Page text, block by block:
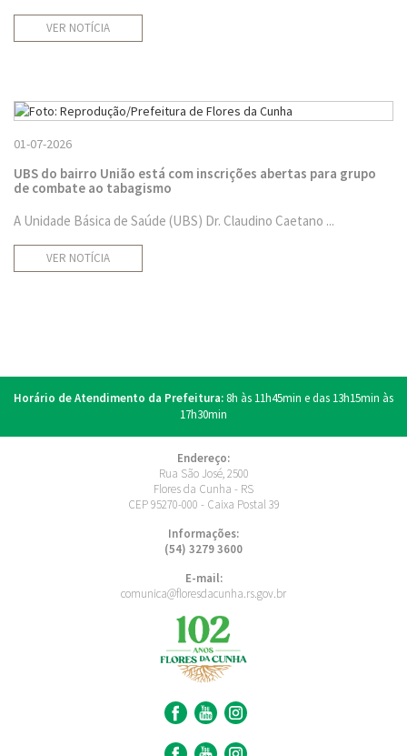
VER NOTÍCIA
01-07-2026
UBS do bairro União está com inscrições abertas para grupo
de combate ao tabagismo
A Unidade Básica de Saúde (UBS) Dr. Claudino Caetano ...
VER NOTÍCIA
Horário de Atendimento da Prefeitura:8h às 11h45min e das 13h15min às
17h30min
Endereço:
Rua São José, 2500
Flores da Cunha - RS
CEP 95270-000 - Caixa Postal 39
Informações:
(54) 3279 3600
E-mail:
comunica@floresdacunha.rs.gov.br